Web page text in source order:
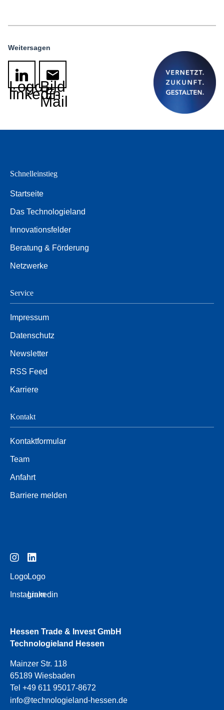
Weitersagen
Logo
linkedin
Bild
E-
Mail
Schnelleinstieg
Startseite
Das Technologieland
Innovationsfelder
Beratung & Förderung
Netzwerke
Service
Impressum
Datenschutz
Newsletter
RSS Feed
Karriere
Kontakt
Kontaktformular
Team
Anfahrt
Barriere melden
Logo
Instagram
Logo
Linkedin
Hessen Trade & Invest GmbH
Technologieland Hessen
Mainzer Str. 118
65189 Wiesbaden
Tel +49 611 95017-8672
info@technologieland-hessen.de